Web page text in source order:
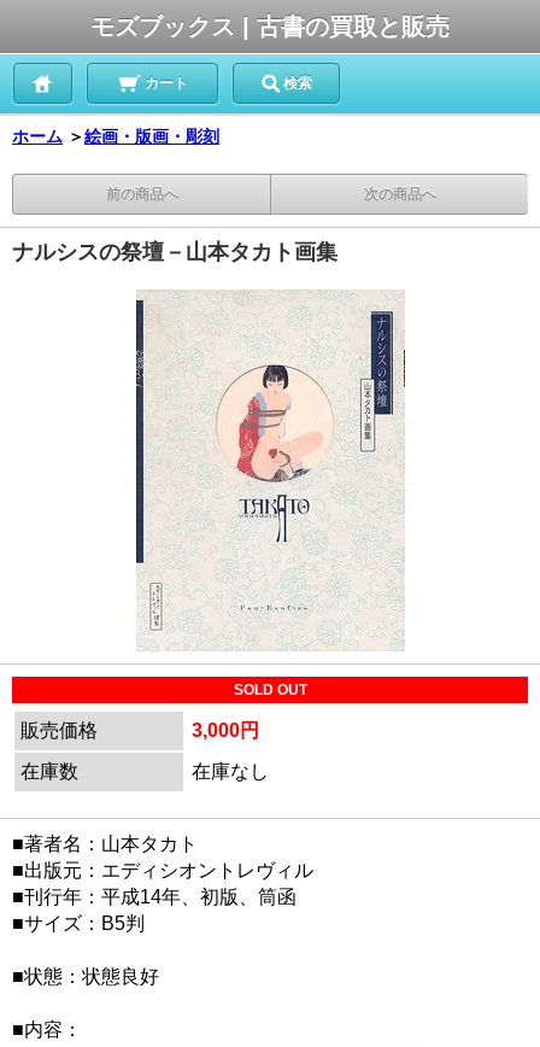
モズブックス | 古書の買取と販売
カート 検索
ホーム ＞絵画・版画・彫刻
前の商品へ 次の商品へ
ナルシスの祭壇－山本タカト画集
SOLD OUT
販売価格
3,000円
在庫数
在庫なし
■著者名：山本タカト
■出版元：エディシオントレヴィル
■刊行年：平成14年、初版、筒函
■サイズ：B5判
■状態：状態良好
■内容：